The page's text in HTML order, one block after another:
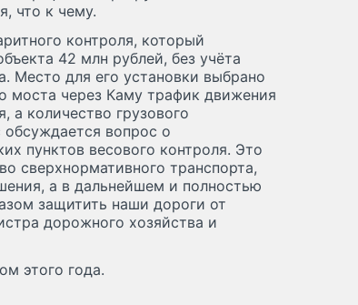
что к чему.
контроля, который
42 млн рублей, без учёта
Место для его установки выбрано
моста через Каму трафик движения
а количество грузового
вопрос о
пунктов весового контроля. Это
сверхнормативного транспорта,
а в дальнейшем и полностью
защитить наши дороги от
дорожного хозяйства и
этого года.